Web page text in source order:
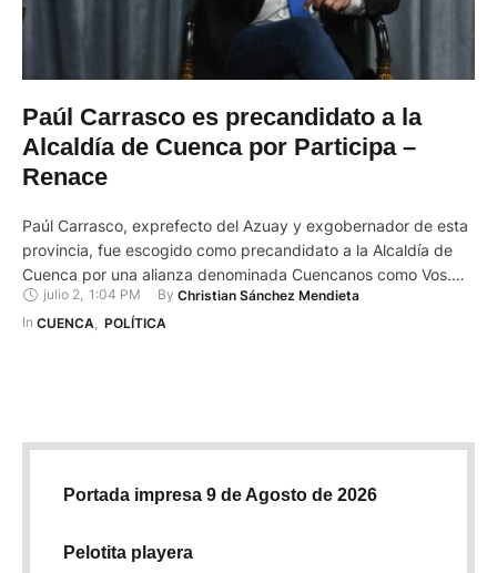
Paúl Carrasco es precandidato a la
Alcaldía de Cuenca por Participa –
Renace
Paúl Carrasco, exprefecto del Azuay y exgobernador de esta
provincia, fue escogido como precandidato a la Alcaldía de
Cuenca por una alianza denominada Cuencanos como Vos.
Esta coalición está integrada por los movimientos políticos de
ámbito cantonal Participa (Lista 62) y Renace (Lista 107), y ya
julio 2, 1:04 PM By Christian Sánchez Mendieta
In CUENCA POLÍTICA
Portada impresa 9 de Agosto de 2026
Pelotita playera